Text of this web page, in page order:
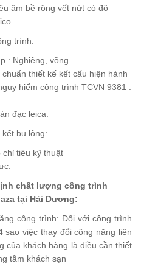
âm bề rộng vết nứt có độ
trình:
: Nghiêng, võng.
thiết kế kết cấu hiện hành
hiểm công trình TCVN 9381 :
đạc leica.
bu lông:
chỉ tiêu kỹ thuật
chất lượng công trình
tại Hải Dương:
công trình: Đối với công trình
sao việc thay đổi công năng liên
của khách hàng là điều cần thiết
tầm khách sạn